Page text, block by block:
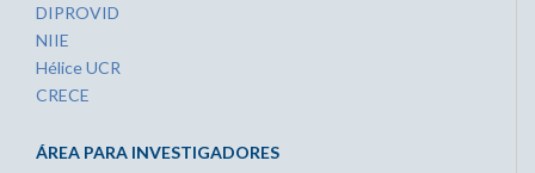
DIPROVID
NIIE
Hélice UCR
CRECE
ÁREA PARA INVESTIGADORES